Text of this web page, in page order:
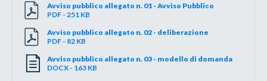
Avviso pubblico allegato n. 01 - Avviso Pubblico
PDF - 251 KB
Avviso pubblico allegato n. 02 - deliberazione
PDF - 82 KB
Avviso pubblico allegato n. 03 - modello di domanda
DOCX - 163 KB